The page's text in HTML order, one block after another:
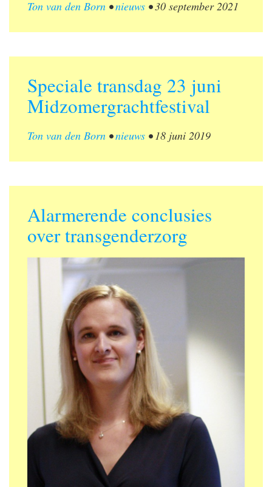
Ton van den Born •nieuws •30 september 2021
Speciale transdag 23 juni
Midzomergrachtfestival
Ton van den Born •nieuws • 18 juni 2019
Alarmerende conclusies
over transgenderzorg